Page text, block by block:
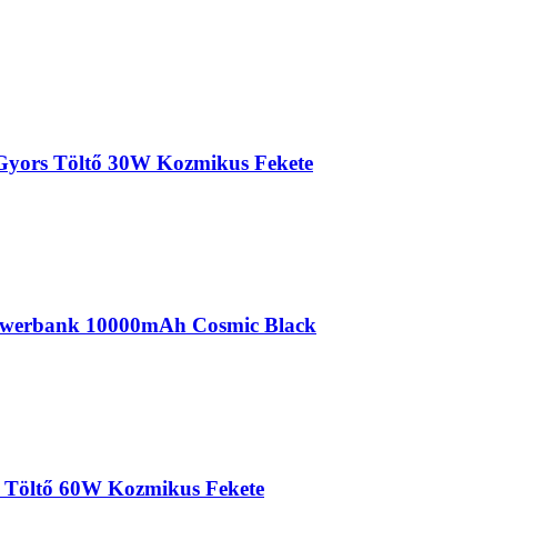
Töltő 30W Kozmikus Fekete
10000mAh Cosmic Black
60W Kozmikus Fekete